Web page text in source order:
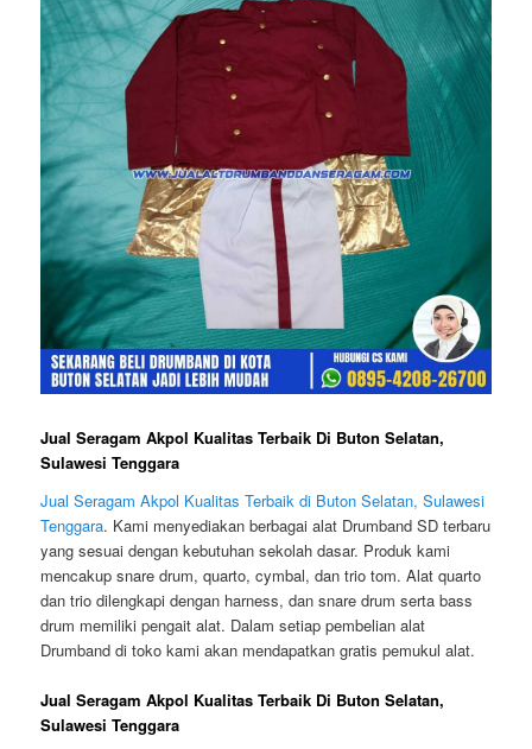
Jual Seragam Akpol Kualitas Terbaik Di Buton Selatan,
Sulawesi Tenggara
Jual Seragam Akpol Kualitas Terbaik di Buton Selatan, Sulawesi
Tenggara. Kami menyediakan berbagai alat Drumband SD terbaru
yang sesuai dengan kebutuhan sekolah dasar. Produk kami
mencakup snare drum, quarto, cymbal, dan trio tom. Alat quarto
dan trio dilengkapi dengan harness, dan snare drum serta bass
drum memiliki pengait alat. Dalam setiap pembelian alat
Drumband di toko kami akan mendapatkan gratis pemukul alat.
Jual Seragam Akpol Kualitas Terbaik Di Buton Selatan,
Sulawesi Tenggara